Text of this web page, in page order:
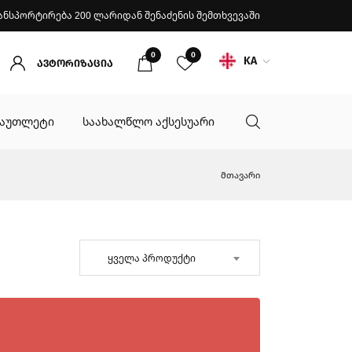
200 ლარიდან შენაძენის შემთხვევაში
ავტორიზაცია
0 0 KA
აუთლეტი საახალწლო აქსესუარი
მთავარი
ყველა პროდუქტი